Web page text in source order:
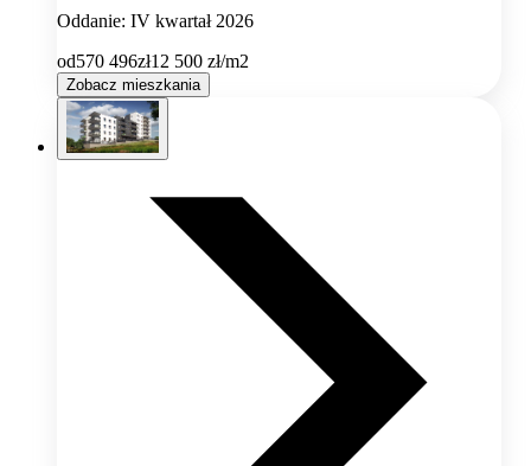
Oddanie: IV kwartał 2026
od570 496zł12 500 zł/m2
Zobacz mieszkania